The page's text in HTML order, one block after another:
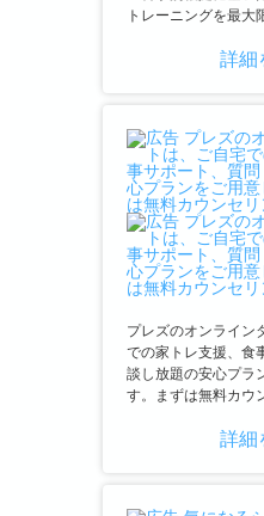
トレーニングを最大
詳細
プレズのオンライン
での家トレ支援、食
談し放題の安心プラ
す。まずは無料カウ
詳細